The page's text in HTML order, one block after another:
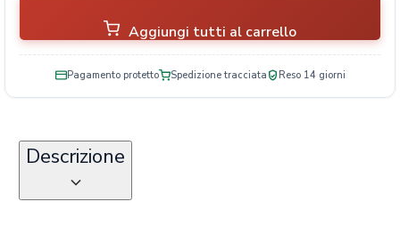
Aggiungi tutti al carrello
Pagamento protetto Spedizione tracciata Reso 14 giorni
Descrizione